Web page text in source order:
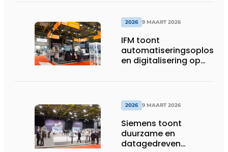
2026 9 MAART 2026
IFM toont
en digitalisering op
2026 9 MAART 2026
Siemens toont
duurzame en
datagedreven